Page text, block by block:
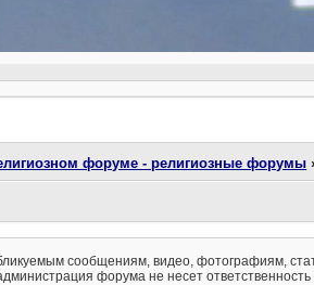
форуме - религиозные форумы
сообщениям, видео, фотографиям,
форума не несет